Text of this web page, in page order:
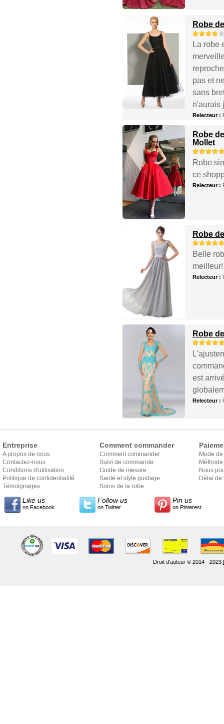
Robe
La robe
pas et
sans
n'aurais
Relecteur :
Robe
Mollet
Robe
ce
Relecteur :
Robe
Belle
meilleur!
Relecteur :
Robe
est
Relecteur :
Entreprise
A propos de nous
Contactez-nous
Conditions d'utilisation
Politique de confidentialité
Témoignages
Comment commander
Comment commander
Suivi de commande
Guide de mesure
Santé et style guidage
Soins de la robe
Mode
Nous
Délai de
Like us
on Facebook
Follow us
on Twitter
Pin us
on Pinterest
Droit d'auteur © 2014 - 2023